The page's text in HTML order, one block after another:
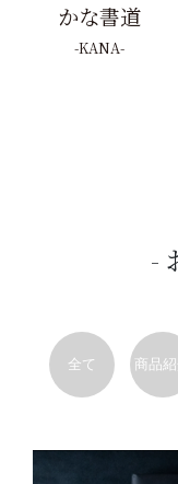
かな書道
KANA
全て 商品